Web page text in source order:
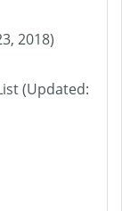
2018)
(Updated: